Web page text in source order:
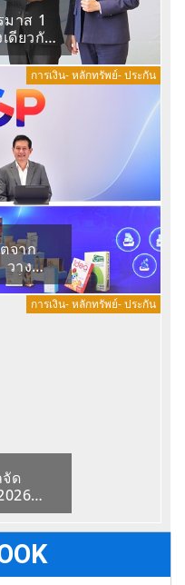
มาส 1
ดียวกัน
การเงิน- หลักทรัพย์- ประกัน
จาก
าง
เนื่อง
การเงิน- หลักทรัพย์- ประกัน
จัด
ารใน